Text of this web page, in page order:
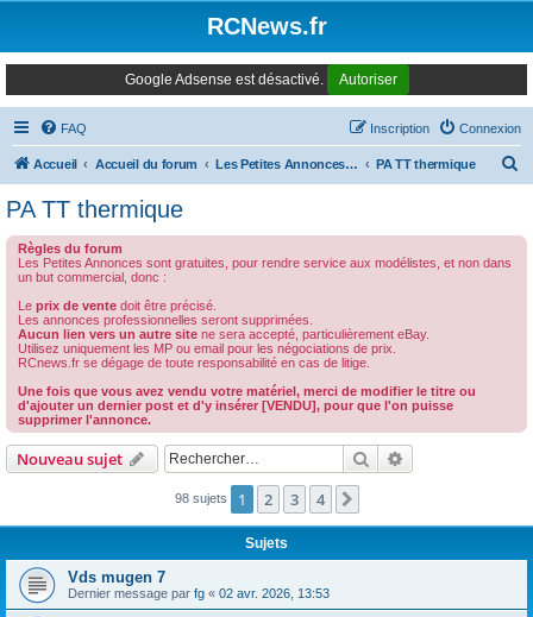
RCNews.fr
Google Adsense est désactivé. Autoriser
FAQ Connexion
Inscription
Accueil Accueil du forum Les Petites Annonces Modernes PA TT thermique
PA TT thermique
Règles du forum
Les Petites Annonces sont gratuites, pour rendre service aux modélistes, et non dans
un but commercial, donc :
Le prix de vente doit être précisé.
Les annonces professionnelles seront supprimées.
Aucun lien vers un autre site ne sera accepté, particulièrement eBay.
Utilisez uniquement les MP ou email pour les négociations de prix.
RCnews.fr se dégage de toute responsabilité en cas de litige.
Une fois que vous avez vendu votre matériel, merci de modifier le titre ou
d'ajouter un dernier post et d'y insérer [VENDU], pour que l'on puisse
supprimer l'annonce.
Nouveau sujet Rechercher
98 sujets 1 2 3 4
Sujets
Vds mugen 7
Dernier message par fg « 02 avr. 2026, 13:53
Panneau de gestion des cookies